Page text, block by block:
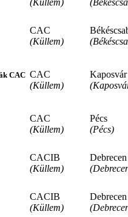
CAC
(Küllem)
CAC CAC
(Küllem)
Kaposvár
CAC
(Küllem)
Pécs
(Pécs)
CACIB
(Küllem)
Debrecen
CACIB
(Küllem)
Debrecen